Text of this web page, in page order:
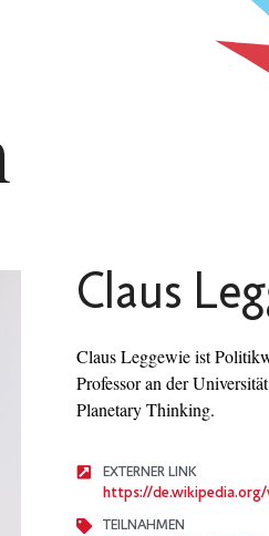
Claus
Claus Leggewie ist
Professor an der
Planetary Thinking.
EXTERNER LINK
https://
TEILNAHMEN